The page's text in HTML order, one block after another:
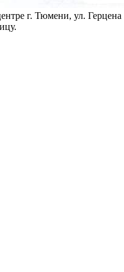
г. Тюмени, ул.